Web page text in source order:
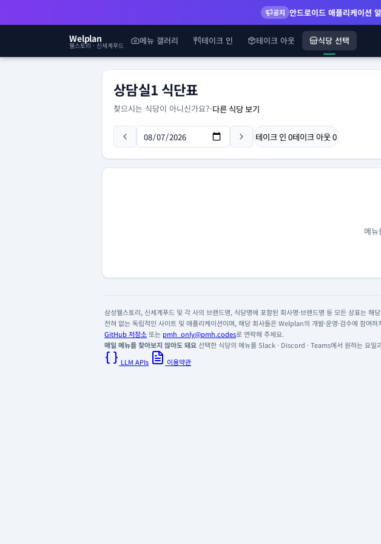
공지 안드로이드 애플리케이션
Welplan
웰스토리 · 신세계푸드 메뉴 갤러리 테이크 인 테이크 아웃 식당 선택
상담실1 식단표
찾으시는 식당이 아니신가요?-다른 식당 보기
테이크 인 0테이크 아웃0
메
삼성웰스토리, 신세계푸드 및 각 사의 브랜드명, 식당명에 포함된 회사명·브랜드명 등 모든 상표는
전혀 없는 독립적인 사이트 및 애플리케이션이며, 해당 회사들은 Welplan의 개발·운영·검수에 참여하
GitHub 저장소 또는 pmh_only@pmh.codes로 연락해 주세요.
매일 메뉴를 찾아보지 않아도 돼요선택한 식당의 메뉴를 Slack · Discord · Teams에서 원하는 요일
LLM APIs
이용약관